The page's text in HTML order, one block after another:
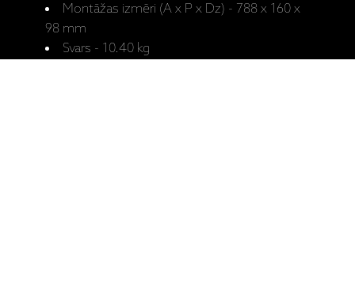
Montāžas izmēri (A x P x Dz) - 788 x 160 x
98 mm
Svars - 10.40 kg